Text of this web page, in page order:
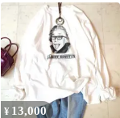
ットボールカットソー
ロンTビッグ
¥ 13,000